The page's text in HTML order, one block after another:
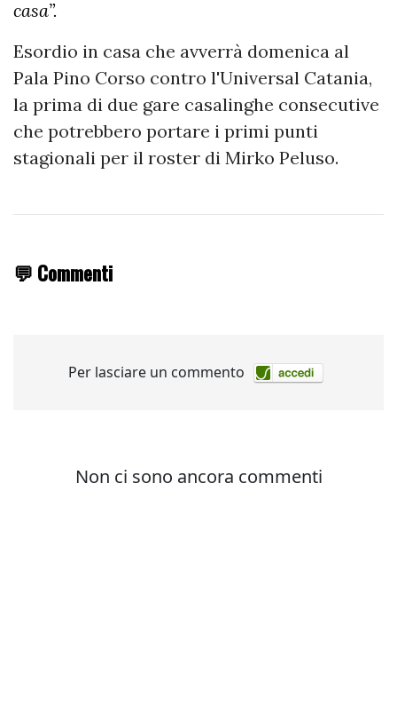
casa”.
Esordio in casa che avverrà domenica al
Pala Pino Corso contro l'Universal Catania,
la prima di due gare casalinghe consecutive
che potrebbero portare i primi punti
stagionali per il roster di Mirko Peluso.
💬 Commenti